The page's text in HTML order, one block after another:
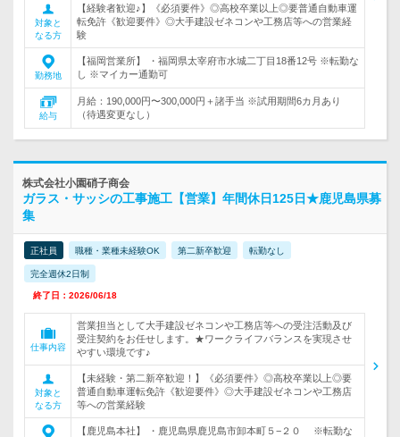
対象と
なる方
【経験者歓迎♪】《必須要件》◎高校卒業以上◎要普通自動車運
転免許《歓迎要件》◎大手建設ゼネコンや工務店等への営業経
験
勤務地
【福岡営業所】 ・福岡県太宰府市水城二丁目18番12号 ※転勤な
し ※マイカー通勤可
給与
月給：190,000円〜300,000円＋諸手当 ※試用期間6カ月あり
（待遇変更なし）
株式会社小園硝子商会
ガラス・サッシの工事施工【営業】年間休日125日★鹿児島県募
集
正社員 職種・業種未経験OK 第二新卒歓迎 転勤なし
完全週休2日制
終了日：2026/06/18
仕事内容
営業担当として大手建設ゼネコンや工務店等への受注活動及び
受注契約をお任せします。★ワークライフバランスを実現させ
やすい環境です♪
対象と
なる方
【未経験・第二新卒歓迎！】《必須要件》◎高校卒業以上◎要
普通自動車運転免許《歓迎要件》◎大手建設ゼネコンや工務店
等への営業経験
【鹿児島本社】 ・鹿児島県鹿児島市卸本町５−２０ ※転勤な